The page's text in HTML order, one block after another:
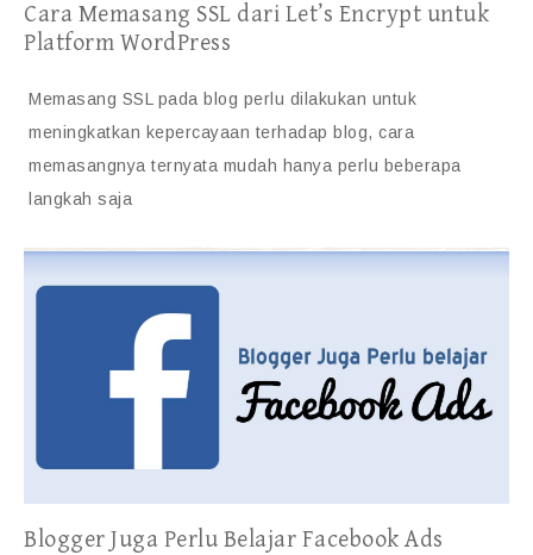
Cara Memasang SSL dari Let’s Encrypt untuk
Platform WordPress
Memasang SSL pada blog perlu dilakukan untuk
meningkatkan kepercayaan terhadap blog, cara
memasangnya ternyata mudah hanya perlu beberapa
langkah saja
Blogger Juga Perlu Belajar Facebook Ads